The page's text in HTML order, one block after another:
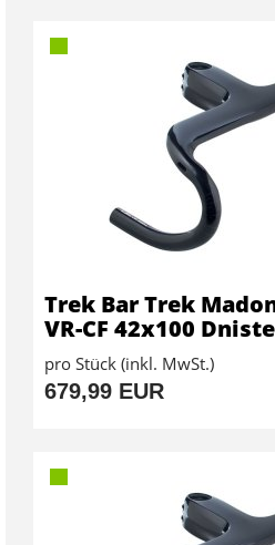
Trek Bar Trek
VR-CF 42x100
pro Stück (inkl. MwSt.)
679,99 EUR